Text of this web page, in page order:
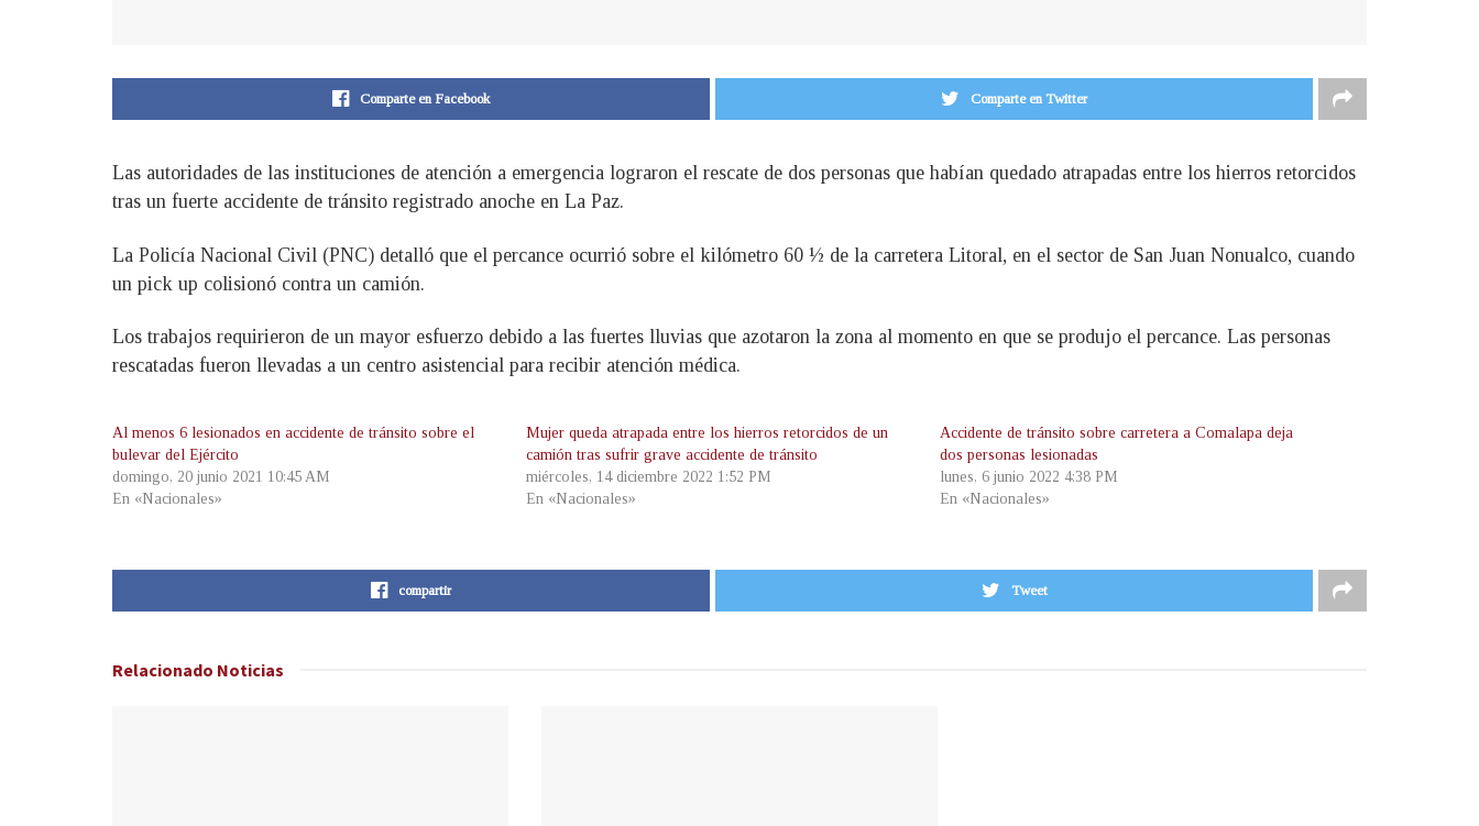
Comparte en Facebook Comparte en Twitter
Las autoridades de las instituciones de atención a emergencia lograron el rescate de dos personas que habían quedado atrapadas entre los hierros retorcidos
tras un fuerte accidente de tránsito registrado anoche en La Paz.
La Policía Nacional Civil (PNC) detalló que el percance ocurrió sobre el kilómetro 60 ½ de la carretera Litoral, en el sector de San Juan Nonualco, cuando
un pick up colisionó contra un camión.
Los trabajos requirieron de un mayor esfuerzo debido a las fuertes lluvias que azotaron la zona al momento en que se produjo el percance. Las personas
rescatadas fueron llevadas a un centro asistencial para recibir atención médica.
Al menos 6 lesionados en accidente de tránsito sobre el
bulevar del Ejército
domingo, 20 junio 2021 10:45 AM
En «Nacionales»
Mujer queda atrapada entre los hierros retorcidos de un
camión tras sufrir grave accidente de tránsito
miércoles, 14 diciembre 2022 1:52 PM
En «Nacionales»
Accidente de tránsito sobre carretera a Comalapa deja
dos personas lesionadas
lunes, 6 junio 2022 4:38 PM
En «Nacionales»
compartir Tweet
Relacionado Noticias